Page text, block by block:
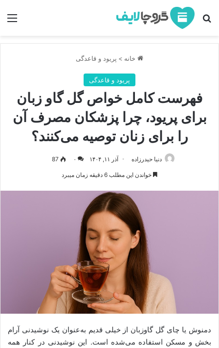
جستجو برای
خانه > پریود و قاعدگی
پریود و قاعدگی
فهرست کامل خواص گل گاو زبان
برای پریود، چرا پزشکان مصرف آن
را برای زنان توصیه می‌کنند؟
دنیا حیدرزاده آذر ۱۱, ۱۴۰۴ ۰ 87
خواندن این مطلب 6 دقیقه زمان میبرد
دمنوش یا چای گل گاوزبان از خیلی قدیم به‌عنوان یک نوشیدنی آرام‌
بخش و مسکن استفاده می‌شده است. این نوشیدنی در کنار همه